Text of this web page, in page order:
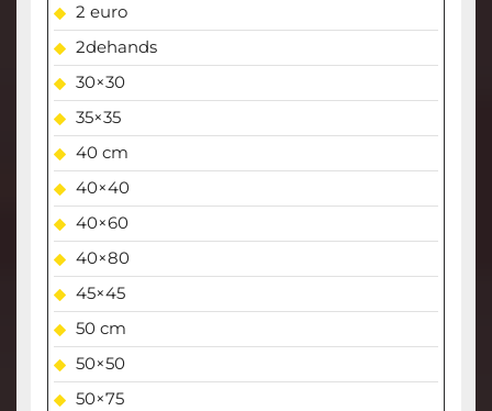
2 euro
2dehands
30×30
35×35
40 cm
40×40
40×60
40×80
45×45
50 cm
50×50
50×75